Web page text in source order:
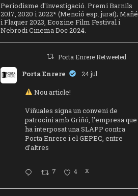
Periodisme d'investigació. Premi Barnils
2017, 2020 i 2022* (Menció esp. jurat); Mañé
i Flaquer 2023, Ecozine Film Festival i
Nebrodi Cinema Doc 2024.
Porta Enrere Retweeted
Porta Enrere 24 jul.
Nou article!
Viñuales signa un conveni de
patrocini amb Griñó, l’empresa que
ha interposat una SLAPP contra
Porta Enrere i el GEPEC, entre
d’altres
7 4 X